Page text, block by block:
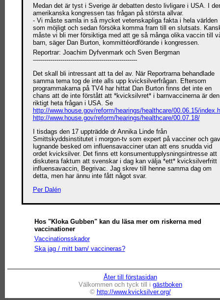
Medan det är tyst i Sverige är debatten desto livligare i USA. I
amerikanska kongressen tas frågan på största allvar.
- Vi måste samla in så mycket vetenskapliga fakta i hela världen
som möjligt och sedan försöka komma fram till en slutsats.
måste vi bli mer försiktiga med att ge så många olika vaccin till
barn, säger Dan Burton, kommittéordförande i kongressen.
Reportrar: Joachim Dyfvenmark och Sven Bergman
-----------------------------------------------------
Det skall bli intressant att ta del av. När Reportrarna behandlade
samma tema tog de inte alls upp kvicksilverfrågan. Eftersom
programmakarna på TV4 har hittat Dan Burton finns det inte en
chans att de inte förstått att *kvicksilvret* i barnvaccinerna är den
riktigt heta frågan i USA. Se
http://www.house.gov/reform/hearings/healthcare/00.06.15/
http://www.house.gov/reform/hearings/healthcare/00.07.18/
I tisdags den 17 uppträdde dr Annika Linde från
Smittskyddsinstitutet i morgon-tv som expert på vacciner och gav
lugnande besked om influensavacciner utan att ens snudda vid
ordet kvicksilver. Det finns ett konsumentupplysningsintresse att
diskutera faktum att svenskar i dag kan välja *ett* kvicksilverfritt
influensavaccin, Begrivac. Jag skrev till henne samma dag om
detta, men har ännu inte fått något svar.
Per Dalén
Hos "Kloka Gubben" kan du läsa mer om riskerna med
vaccinationer
Vaccinationsskador
Ska jag / mitt barn/ vaccineras?
Åter till förstasidan
Välkommen och tyck till i gästboken
© http://www.kvicksilver.org/